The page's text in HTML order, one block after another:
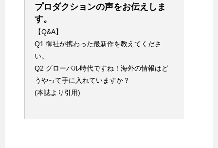
プロダクションの声をお伝えしま
す。
【Q&A】
Q1 御社が携わった最新作を教えてくださ
い。
Q2 グローバル時代ですね！海外の情報はど
うやって手に入れていますか？
(本誌より引用)